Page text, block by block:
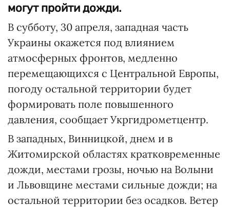
могут пройти дожди.
В субботу, 30 апреля, западная часть
Украины окажется под влиянием
атмосферных фронтов, медленно
перемещающихся с Центральной Европы,
погоду остальной территории будет
формировать поле повышенного
давления, сообщает Укргидрометцентр.
В западных, Винницкой, днем и в
Житомирской областях кратковременные
дожди, местами грозы, ночью на Волыни
и Львовщине местами сильные дожди; на
остальной территории без осадков. Ветер